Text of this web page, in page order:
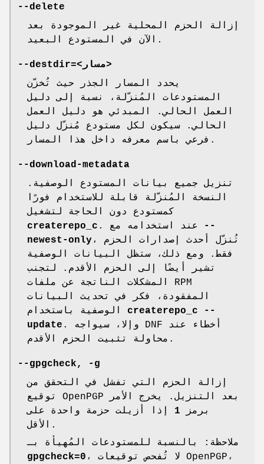
--delete
إزالة الحزم المحلية غير الموجودة بعد
الآن في المستودع البعيد.
--destdir=<مسار>
يحدد المسار الجذر حيث تُخزّن
المستودعات المُنزّلة، نسبة إلى دليل
العمل الحالي. المبدئي هو دليل العمل
الحالي. سيكون لكل مستودع مُنزّل دليل
فرعي باسم معرفه داخل هذا المسار.
--download-metadata
تنزيل جميع بيانات المستودع الوصفية.
النسخة المُنزّلة قابلة للاستخدام فورًا
كمستودع دون الحاجة لتشغيل
createrepo_c
--
newest-only ، تُنزّل أحدث إصدارات الحزم
فقط. ومع ذلك، ستظل البيانات الوصفية
تشير أيضًا إلى الحزم الأقدم. لتجنب
المشكلات الناتجة عن ملفات RPM
المفقودة، فكر في تحديث البيانات
createrepo_c --
update . وإلا، سيواجه DNF أخطاء عند
محاولة تثبيت الحزم الأقدم.
--gpgcheck, -g
إزالة الحزم التي تفشل في التحقق من
توقيع OpenPGP بعد التنزيل. يخرج الأمر
برمز 1 إذا أزيلت حزمة واحدة على
الأقل.
ملاحظة: بالنسبة للمستودعات المُهيأة بـ
gpgcheck=0 ، لا تُفحص توقيعات OpenPGP،